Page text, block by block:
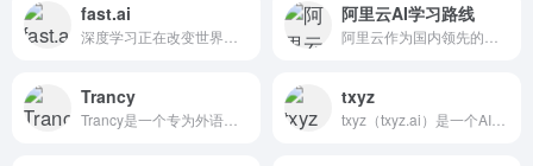
fast.ai 阿里云AI学习路线
Trancy txyz